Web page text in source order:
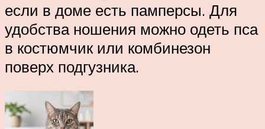
если в доме есть памперсы. Для
удобства ношения можно одеть пса
в костюмчик или комбинезон
поверх подгузника.